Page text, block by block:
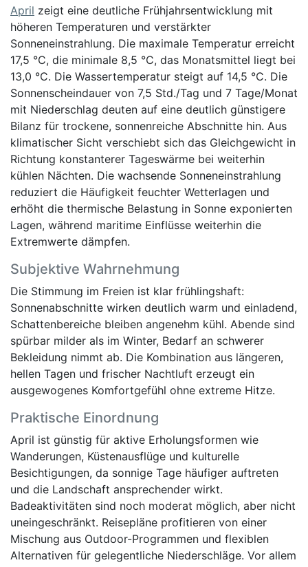
April zeigt eine deutliche Frühjahrsentwicklung mit
höheren Temperaturen und verstärkter
Sonneneinstrahlung. Die maximale Temperatur erreicht
17,5 °C, die minimale 8,5 °C, das Monatsmittel liegt bei
13,0 °C. Die Wassertemperatur steigt auf 14,5 °C. Die
Sonnenscheindauer von 7,5 Std./Tag und 7 Tage/Monat
mit Niederschlag deuten auf eine deutlich günstigere
Bilanz für trockene, sonnenreiche Abschnitte hin. Aus
klimatischer Sicht verschiebt sich das Gleichgewicht in
Richtung konstanterer Tageswärme bei weiterhin
kühlen Nächten. Die wachsende Sonneneinstrahlung
reduziert die Häufigkeit feuchter Wetterlagen und
erhöht die thermische Belastung in Sonne exponierten
Lagen, während maritime Einflüsse weiterhin die
Extremwerte dämpfen.
Subjektive Wahrnehmung
Die Stimmung im Freien ist klar frühlingshaft:
Sonnenabschnitte wirken deutlich warm und einladend,
Schattenbereiche bleiben angenehm kühl. Abende sind
spürbar milder als im Winter, Bedarf an schwerer
Bekleidung nimmt ab. Die Kombination aus längeren,
hellen Tagen und frischer Nachtluft erzeugt ein
ausgewogenes Komfortgefühl ohne extreme Hitze.
Praktische Einordnung
April ist günstig für aktive Erholungsformen wie
Wanderungen, Küstenausflüge und kulturelle
Besichtigungen, da sonnige Tage häufiger auftreten
und die Landschaft ansprechender wirkt.
Badeaktivitäten sind noch moderat möglich, aber nicht
uneingeschränkt. Reisepläne profitieren von einer
Mischung aus Outdoor-Programmen und flexiblen
Alternativen für gelegentliche Niederschläge. Vor allem